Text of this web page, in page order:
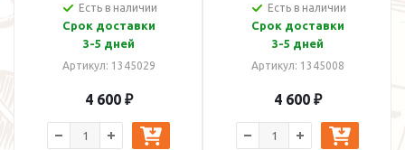
Appartamento TCA
Есть в наличии
Срок доставки
3-5 дней
Артикул: 1345029
4 600 ₽
Cinquantotto
Есть в наличии
Срок доставки
3-5 дней
Артикул: 1345008
4 600 ₽